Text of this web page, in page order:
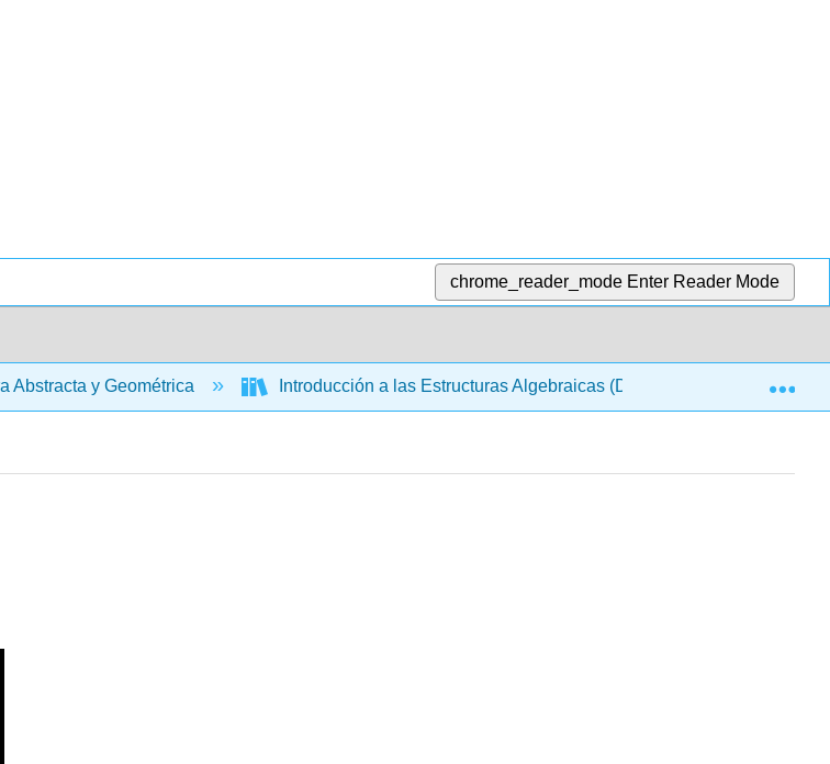
chrome_reader_mode Enter Reader Mode
Abstracta y Geométrica Introducción a las Estructuras Algebraicas (Denton) 2: